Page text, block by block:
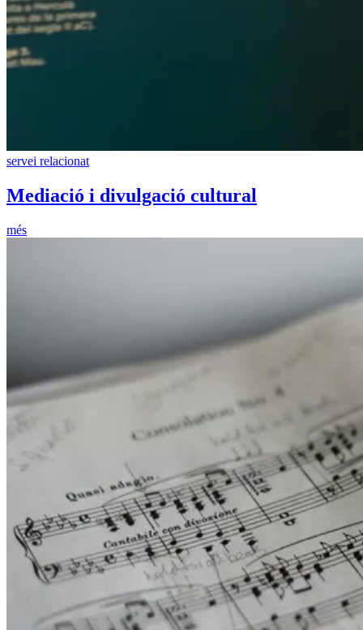
servei relacionat
Mediació i divulgació cultural
més